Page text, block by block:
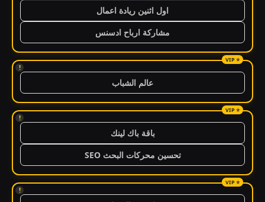
اول اثنين ريادة اعمال
مشاركة ارباح ادسنس
!
عالم الشباب
!
باقة باك لينك
تحسين محركات البحث SEO
!